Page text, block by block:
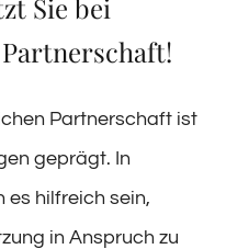
Sie bei
Partnerschaft ist
geprägt. In
es hilfreich sein,
in Anspruch zu